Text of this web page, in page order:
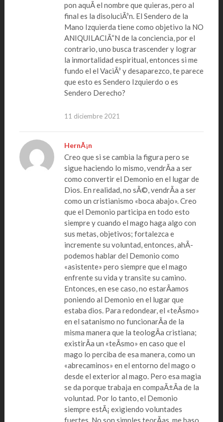
pon aquÃ­ el nombre que quieras, pero al
final es la disoluciÃ³n. El Sendero de la
Mano Izquierda tiene como objetivo la NO
ANIQUILACIÃ“N de la conciencia, por el
contrario, uno busca trascender y lograr
la inmortalidad espiritual, entonces si me
fundo el el VaciÃ³ y desaparezco, te parece
que esto es Sendero Izquierdo o es
Sendero Derecho?
11 diciembre 2021
HernÃ¡n
Creo que si se cambia la figura pero se
sigue haciendo lo mismo, vendrÃ­a a ser
como convertir el Demonio en el lugar de
Dios. En realidad, no sÃ©, vendrÃ­a a ser
como un cristianismo «boca abajo». Creo
que el Demonio participa en todo esto
siempre y cuando el mago haga algo con
sus metas, objetivos; fortalezca e
incremente su voluntad, entonces, ahÃ­
podemos hablar del Demonio como
«asistente» pero siempre que el mago
enfrente su vida y transite su camino.
Entonces, en ese caso, no estarÃ­amos
poniendo al Demonio en el lugar que
estaba dios. Para redondear, el «teÃ­smo»
en el satanismo no funcionarÃ­a de la
misma manera que la teologÃ­a cristiana;
existirÃ­a un «teÃ­smo» en caso que el
mago lo perciba de esa manera, como un
«abrecaminos» en el entorno del mago o
desde el exterior al mago. Pero esa magia
se da porque trabaja en compaÃ±Ã­a de la
voluntad. Por lo tanto, el Demonio
siempre estÃ¡ exigiendo voluntades
fuertes. No son simples teorÃ­as, me baso